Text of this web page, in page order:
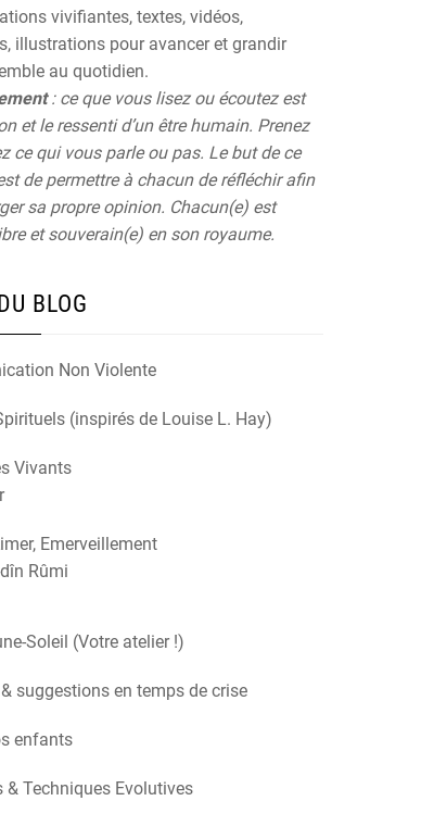
vivifiantes, textes, vidéos,
illustrations pour avancer et grandir
au quotidien.
: ce que vous lisez ou écoutez est
et le ressenti d’un être humain. Prenez
ce qui vous parle ou pas. Le but de ce
de permettre à chacun de réfléchir afin
sa propre opinion. Chacun(e) est
et souverain(e) en son royaume.
BLOG
Non Violente
(inspirés de Louise L. Hay)
Vivants
Emerveillement
Rûmi
Soleil (Votre atelier !)
suggestions en temps de crise
enfants
& Techniques Evolutives